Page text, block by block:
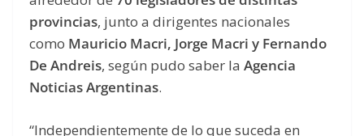
provincias, junto a dirigentes nacionales
como Mauricio Macri, Jorge Macri y Fernando
De Andreis, según pudo saber la Agencia
Noticias Argentinas.
“Independientemente de lo que suceda en